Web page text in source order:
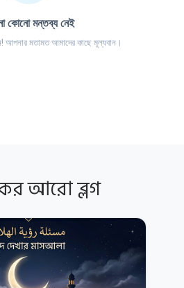
কোনো মন্তব্য নেই
আপনার মতামত আমাদের কাছে মূল্যবান।
আরো ব্লগ